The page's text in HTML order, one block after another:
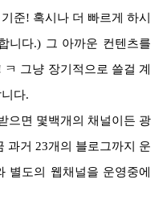
준! 혹시나 더 빠르게 하시
니다.) 그 아까운 컨텐츠를
그냥 장기적으로 쓸걸 계
다.
으면 몇백개의 채널이든 광
과거 23개의 블로그까지 운
별도의 웹채널을 운영중에